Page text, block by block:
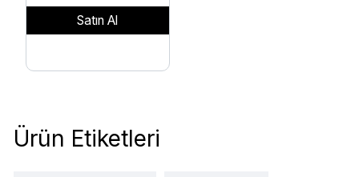
Satın Al
Ürün Etiketleri